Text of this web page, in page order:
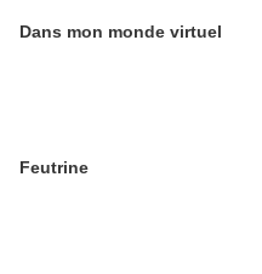
Dans mon monde virtuel
Feutrine